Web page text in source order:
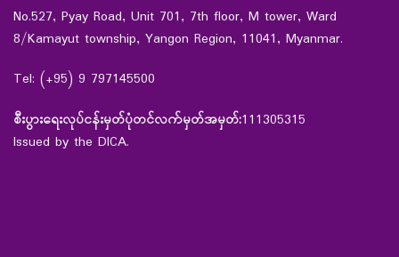
No.527, Pyay Road, Unit 701, 7th floor, M tower, Ward
8/Kamayut township, Yangon Region, 11041, Myanmar.
Tel: (+95) 9 797145500
စီးပွားရေးလုပ်ငန်းမှတ်ပုံတင်လက်မှတ်အမှတ်:111305315
Issued by the DICA.